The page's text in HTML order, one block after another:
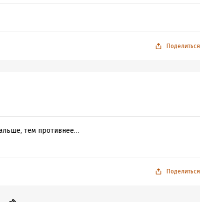
Поделиться
тем противнее…
Поделиться